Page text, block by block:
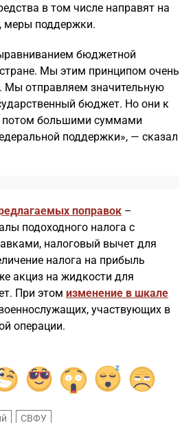
в том числе направят на
меры поддержки.
бюджетной
Мы этим принципом очень
Мы отправляем значительную
бюджет. Но они к
большими суммами
поддержки», — сказал
поправок –
подоходного налога с
налоговый вычет для
налога на прибыль
акциз на жидкости для
При этом изменение в шкале
участвующих в
операции.
СВФУ